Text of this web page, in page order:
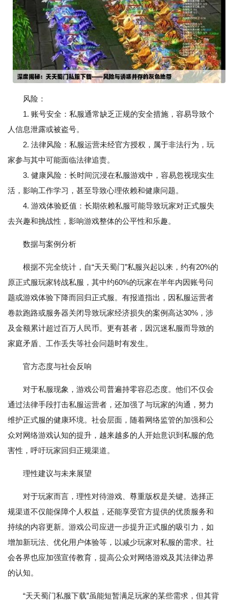
风险：
1. 账号安全：私服通常缺乏正规的安全措施，容易导致个
人信息泄露或被盗号。
2. 法律风险：私服运营未经官方授权，属于非法行为，玩
家参与其中可能面临法律追责。
3. 健康风险：长时间沉浸在私服游戏中，容易忽视现实生
活，影响工作学习，甚至导致心理依赖和健康问题。
4. 游戏体验贬值：长期依赖私服可能导致玩家对正式服失
去兴趣和挑战性，影响游戏整体的公平性和乐趣。
数据与案例分析
根据不完全统计，自“天天蜀门”私服兴起以来，约有20%的
原正式服玩家转战私服，其中约60%的玩家在半年内因账号问
题或游戏体验下降而回归正式服。有报道指出，因私服运营者
卷款跑路或服务器关闭导致玩家经济损失的案例高达30%，涉
及金额累计超过百万人民币。更有甚者，因沉迷私服而导致的
家庭矛盾、工作丢失等社会问题时有发生。
官方态度与社会反响
对于私服现象，游戏公司普遍持零容忍态度。他们不仅会
通过法律手段打击私服运营者，还加强了与玩家的沟通，努力
维护正式服的健康环境。社会层面，随着网络监管的加强和公
众对网络游戏认知的提升，越来越多的人开始意识到私服的危
害性，呼吁玩家回归正规渠道。
理性建议与未来展望
对于玩家而言，理性对待游戏、尊重版权是关键。选择正
规渠道不仅能保障个人权益，还能享受官方提供的优质服务和
持续的内容更新。游戏公司应进一步提升正式服的吸引力，如
增加新玩法、优化用户体验等，以减少玩家对私服的需求。社
会各界也应加强宣传教育，提高公众对网络游戏及其法律边界
的认知。
“天天蜀门私服下载”虽能短暂满足玩家的某些需求，但其背